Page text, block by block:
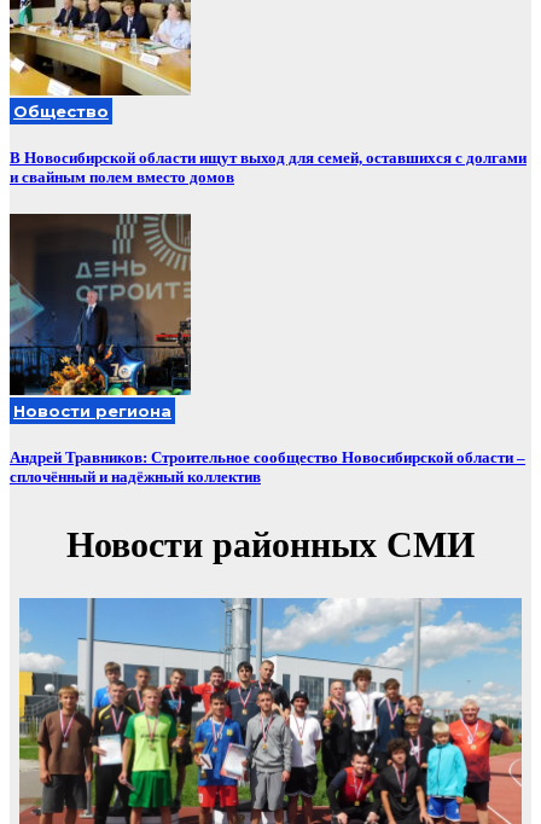
Общество
В Новосибирской области ищут выход для семей, оставшихся с долгами
и свайным полем вместо домов
Новости региона
Андрей Травников: Строительное сообщество Новосибирской области –
сплочённый и надёжный коллектив